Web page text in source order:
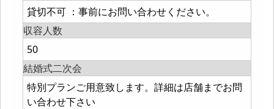
貸切不可 ：事前にお問い合わせください。
収容人数
50
結婚式二次会
特別プランご用意致します。詳細は店舗までお問
い合わせ下さい